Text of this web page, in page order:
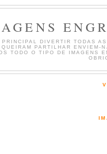
DIVERTIR TODAS
PARTILHAR ENVIEM-
TODO O TIPO DE IMAGENS